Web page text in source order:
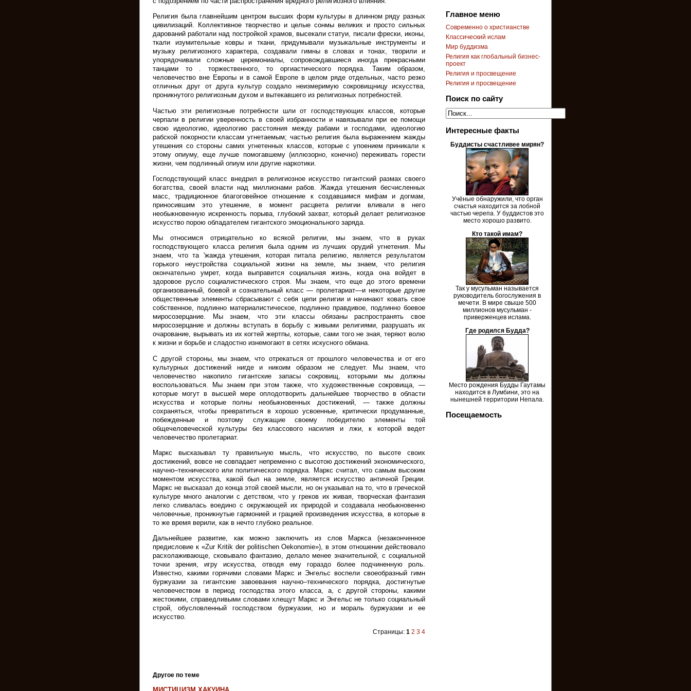
Религия была главнейшим центром высших форм культуры в длинном ряду разных
цивилизаций. Коллективное творчество и целые сонмы великих и просто сильных
дарований работали над постройкой храмов, высекали статуи, писали фрески, иконы,
ткали изумительные ковры и ткани, придумывали музыкальные инструменты и
музыку религиозного характера, создавали гимны в словах и тонах, творили и
упорядочивали сложные церемониалы, сопровождавшиеся иногда прекрасными
танцами то . торжественного, то оргиастического порядка. Таким образом,
человечество вне Европы и в самой Европе в целом ряде отдельных, часто резко
отличных друг от друга культур создало неизмеримую сокровищницу искусства,
проникнутого религиозным духом и вытекавшего из религиозных потребностей.
Частью эти религиозные потребности шли от господствующих классов, которые
черпали в религии уверенность в своей избранности и навязывали при ее помощи
свою идеологию, идеологию расстояния между рабами и господами, идеологию
рабской покорности классам угнетаемым; частью религия была выражением жажды
утешения со стороны самих угнетенных классов, которые с упоением приникали к
этому опиуму, еще лучше помогавшему (иллюзорно, конечно) переживать горести
жизни, чем подлинный опиум или другие наркотики.
Господствующий класс внедрил в религиозное искусство гигантский размах своего
богатства, своей власти над миллионами рабов. Жажда утешения бесчисленных
масс, традиционное благоговейное отношение к создавшимся мифам и догмам,
приносившим это утешение, в момент расцвета религии вливали в него
необыкновенную искренность порыва, глубокий захват, который делает религиозное
искусство порою обладателем гигантского эмоционального заряда.
Мы относимся отрицательно ко всякой религии, мы знаем, что в руках
господствующего класса религия была одним из лучших орудий угнетения. Мы
знаем, что та 'жажда утешения, которая питала религию, является результатом
горького неустройства социальной жизни на земле, мы знаем, что религия
окончательно умрет, когда выправится социальная жизнь, когда она войдет в
здоровое русло социалистического строя. Мы знаем, что еще до этого времени
организованный, боевой и сознательный класс — пролетариат—и некоторые другие
общественные элементы сбрасывают с себя цепи религии и начинают ковать свое
собственное, подлинно материалистическое, подлинно правдивое, подлинно боевое
миросозерцание. Мы знаем, что эти классы обязаны распространять свое
миросозерцание и должны вступать в борьбу с живыми религиями, разрушать их
очарование, вырывать из их когтей жертпы, которые, сами того не зная, теряют волю
к жизни и борьбе и сладостно изнемогают в сетях искусного обмана.
С другой стороны, мы знаем, что отрекаться от прошлого человечества и от его
культурных достижений нигде и никоим образом не следует. Мы знаем, что
человечество накопило гигантские запасы сокровищ, которыми мы должны
воспользоваться. Мы знаем при этом также, что художественные сокровища, —
которые могут в высшей мере оплодотворить дальнейшее творчество в области
искусства и которые полны необыкновенных достижений, — также должны
сохраняться, чтобы превратиться в хорошо усвоенные, критически продуманные,
побежденные и поэтому служащие своему победителю элементы той
общечеловеческой культуры без классового насилия и лжи, к которой ведет
человечество пролетариат.
Маркс высказывал ту правильную мысль, что искусство, по высоте своих
достижений, вовсе не совпадает непременно с высотою достижений экономического,
научно–технического или политического порядка. Маркс считал, что самым высоким
моментом искусства, какой был на земле, является искусство античной Греции.
Маркс не высказал до конца этой своей мысли, но он указывал на то, что в греческой
культуре много аналогии с детством, что у греков их живая, творческая фантазия
легко сливалась воедино с окружающей их природой и создавала необыкновенно
человечные, проникнутые гармонией и грацией произведения искусства, в которые в
то же время верили, как в нечто глубоко реальное.
Дальнейшее развитие, как можно заключить из слов Маркса (незаконченное
предисловие к «Zur Kritik der politischen Oekonomie»), в этом отношении действовало
расхолаживающе, сковывало фантазию, делало менее значительной, с социальной
точки зрения, игру искусства, отводя ему гораздо более подчиненную роль.
Известно, какими горячими словами Маркс и Энгельс воспели своеобразный гимн
буржуазии за гигантские завоевания научно–технического порядка, достигнутые
человечеством в период господства этого класса, а, с другой стороны, какими
жестокими, справедливыми словами хлещут Маркс и Энгельс не только социальный
строй, обусловленный господством буржуазии, но и мораль буржуазии и ее
искусство.
Страницы: 1 2 3 4
Другое по теме
Главное меню
Cовременно о христианстве
Классический ислам
Мир буддизма
Религия как глобальный бизнес-
проект
Религия и просвещение
Религия и просвещение
Поиск по сайту
Интересные факты
Буддисты счастливее мирян?
Учёные обнаружили, что орган
счастья находится за лобной
частью черепа. У буддистов это
место хорошо развито.
Кто такой имам?
Так у мусульман называется
руководитель богослужения в
мечети. В мире свыше 500
миллионов мусульман -
приверженцев ислама.
Где родился Будда?
Место рождения Будды Гаутамы
находится в Лумбини, это на
нынешней территории Непала.
Посещаемость